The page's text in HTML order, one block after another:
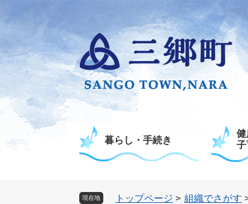
ー
の
先
で
ニ
ー
を
ば
暮らし・手続き
健
子
現在地 トップページ > 組織でさがす